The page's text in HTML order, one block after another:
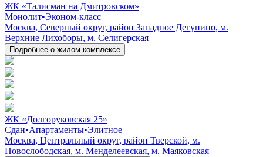
ЖК «Талисман на Дмитровском»
Монолит•Эконом-класс
Москва, Северный округ, район Западное Дегунино, м.
Верхние Лихоборы, м. Селигерская
Подробнее о жилом комплексе
ЖК «Долгоруковская 25»
Сдан•Апартаменты•Элитное
Москва, Центральный округ, район Тверской, м.
Новослободская, м. Менделеевская, м. Маяковская